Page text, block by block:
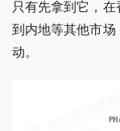
只有先拿到它，
到内地等其他市
动。